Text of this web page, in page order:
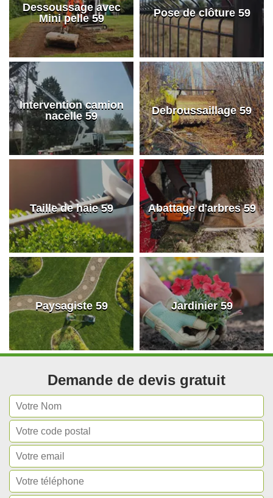
Dessoussage avec
Mini pelle 59
Pose de clôture 59
Intervention camion
nacelle 59
Debroussaillage 59
Taille de haie 59 Abattage d'arbres 59
Paysagiste 59 Jardinier 59
Demande de devis gratuit